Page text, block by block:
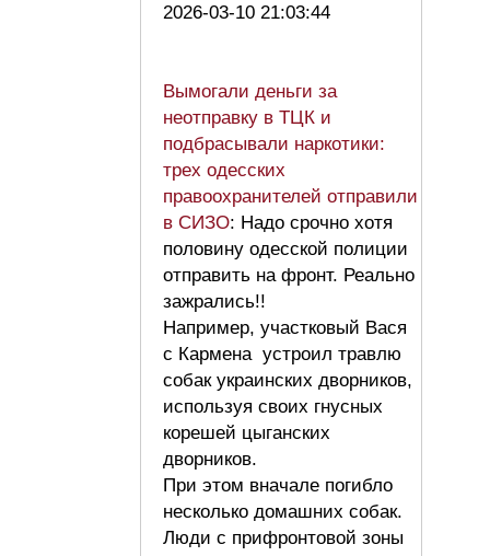
2026-03-10 21:03:44
Вымогали деньги за
неотправку в ТЦК и
подбрасывали наркотики:
трех одесских
правоохранителей отправили
в СИЗО: Надо срочно хотя
половину одесской полиции
отправить на фронт. Реально
зажрались!!
Например, участковый Вася
с Кармена устроил травлю
собак украинских дворников,
используя своих гнусных
корешей цыганских
дворников.
При этом вначале погибло
несколько домашних собак.
Люди с прифронтовой зоны